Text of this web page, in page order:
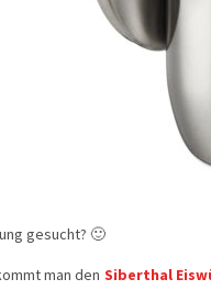
gesucht? 🙂
man den Siberthal